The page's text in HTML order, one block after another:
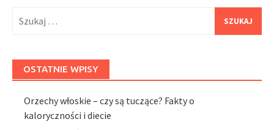
OSTATNIE WPISY
Orzechy włoskie – czy są tuczące? Fakty o
kaloryczności i diecie